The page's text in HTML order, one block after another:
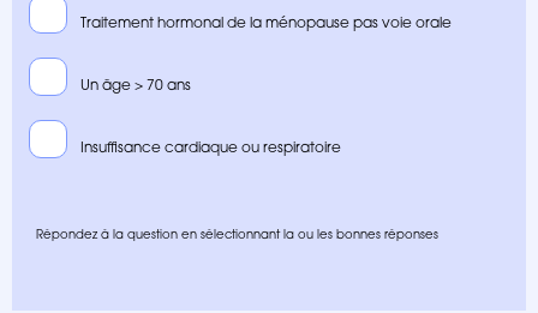
Traitement hormonal de la ménopause pas voie orale
Un âge > 70 ans
Insuffisance cardiaque ou respiratoire
Répondez à la question en sélectionnant la ou les bonnes réponses